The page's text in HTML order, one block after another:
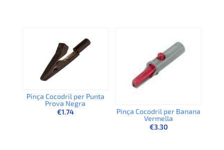
Pinça Cocodril per Punta
Prova Negra
€1.74
Pinça Cocodril per Banana
Vermella
€3.30